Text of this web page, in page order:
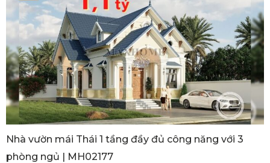
Nhà vườn mái Thái 1 tầng đầy đủ công năng với 3
phòng ngủ | MH02177